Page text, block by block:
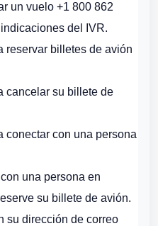
un vuelo +1 800 862
del IVR.
reservar billetes de avión
cancelar su billete de
conectar con una persona
una persona en
su billete de avión.
su dirección de correo